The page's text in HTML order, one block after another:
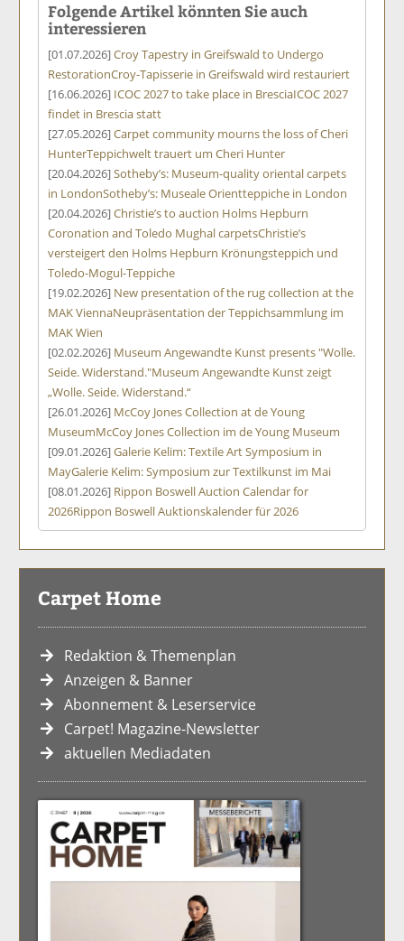
Folgende Artikel könnten Sie auch
interessieren
[01.07.2026]Croy Tapestry in Greifswald to Undergo
RestorationCroy-Tapisserie in Greifswald wird restauriert
[16.06.2026] ICOC 2027 to take place in BresciaICOC 2027
findet in Brescia statt
[27.05.2026]Carpet community mourns the loss of Cheri
HunterTeppichwelt trauert um Cheri Hunter
[20.04.2026]Sotheby’s: Museum-quality oriental carpets
in LondonSotheby’s: Museale Orientteppiche in London
[20.04.2026]Christie’s to auction Holms Hepburn
Coronation and Toledo Mughal carpetsChristie’s
versteigert den Holms Hepburn Krönungsteppich und
Toledo-Mogul-Teppiche
[19.02.2026] New presentation of the rug collection at the
MAK ViennaNeupräsentation der Teppichsammlung im
MAK Wien
[02.02.2026] Museum Angewandte Kunst presents "Wolle.
Seide. Widerstand."Museum Angewandte Kunst zeigt
„Wolle. Seide. Widerstand.“
[26.01.2026] McCoy Jones Collection at de Young
MuseumMcCoy Jones Collection im de Young Museum
[09.01.2026]Galerie Kelim: Textile Art Symposium in
MayGalerie Kelim: Symposium zur Textilkunst im Mai
[08.01.2026] Rippon Boswell Auction Calendar for
2026Rippon Boswell Auktionskalender für 2026
Carpet Home
Redaktion & Themenplan
Anzeigen & Banner
Abonnement & Leserservice
Carpet! Magazine-Newsletter
aktuellen Mediadaten